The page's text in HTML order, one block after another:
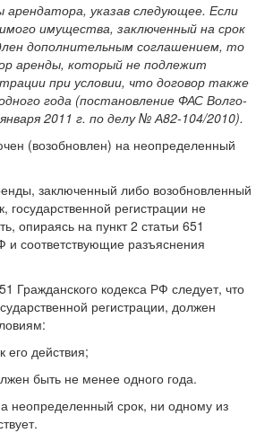
указав следующее. Если
имущества, заключенный на срок
дополнительным соглашением, то
аренды, который не подлежит
при условии, что договор также
года (постановление ФАС Волго-
2011 г. по делу № А82-104/2010).
(возобновлен) на неопределенный
заключенный либо возобновленный
государственной регистрации не
опираясь на пункт 2 статьи 651
и соответствующие разъяснения
Гражданского кодекса РФ следует, что
регистрации, должен
его действия;
быть не менее одного года.
неопределенный срок, ни одному из